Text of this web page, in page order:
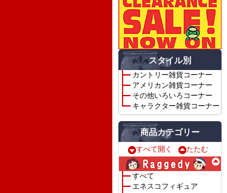
スタイル別
カントリー雑貨コーナー
アメリカン雑貨コーナー
その他いろいろコーナー
キャラクター雑貨コーナー
商品カテゴリー
すべて開く たたむ
すべて
エネスコフィギュア